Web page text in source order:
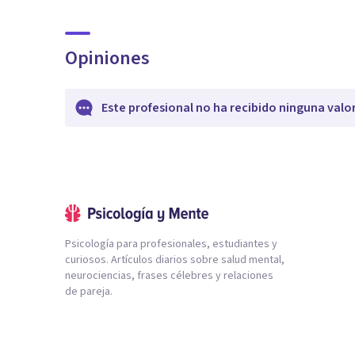
Opiniones
Este profesional no ha recibido ninguna
Psicología para profesionales, estudiantes y
curiosos. Artículos diarios sobre salud mental,
neurociencias, frases célebres y relaciones
de pareja.